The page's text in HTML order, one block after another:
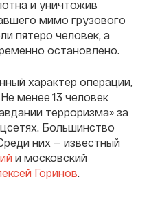
и уничтожив
мимо грузового
пятеро человек, а
остановлено.
характер операции,
менее 13 человек
терроризма» за
Большинство
них — известный
и московский
Горинов.